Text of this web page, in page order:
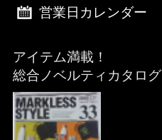
営業日カレンダー
アイテム満載！
総合ノベルティカタログ